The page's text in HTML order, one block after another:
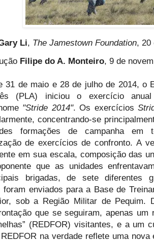
Li, The Jamestown Foundation, 20
Filipe do A. Monteiro, 9 de
31 de maio e 28 de julho de 2014, o
(PLA) iniciou o exercício
"Stride 2014". Os exercícios
concentrando-se
formações de campanha em
de exercícios de confronto. A
em sua escala, composição das
que as unidades
brigadas, de sete
foram enviados para a Base de
sob a Região Militar de Pequim.
que se seguiram, apenas um
(REDFOR) visitantes, e a um
na verdade reflete uma